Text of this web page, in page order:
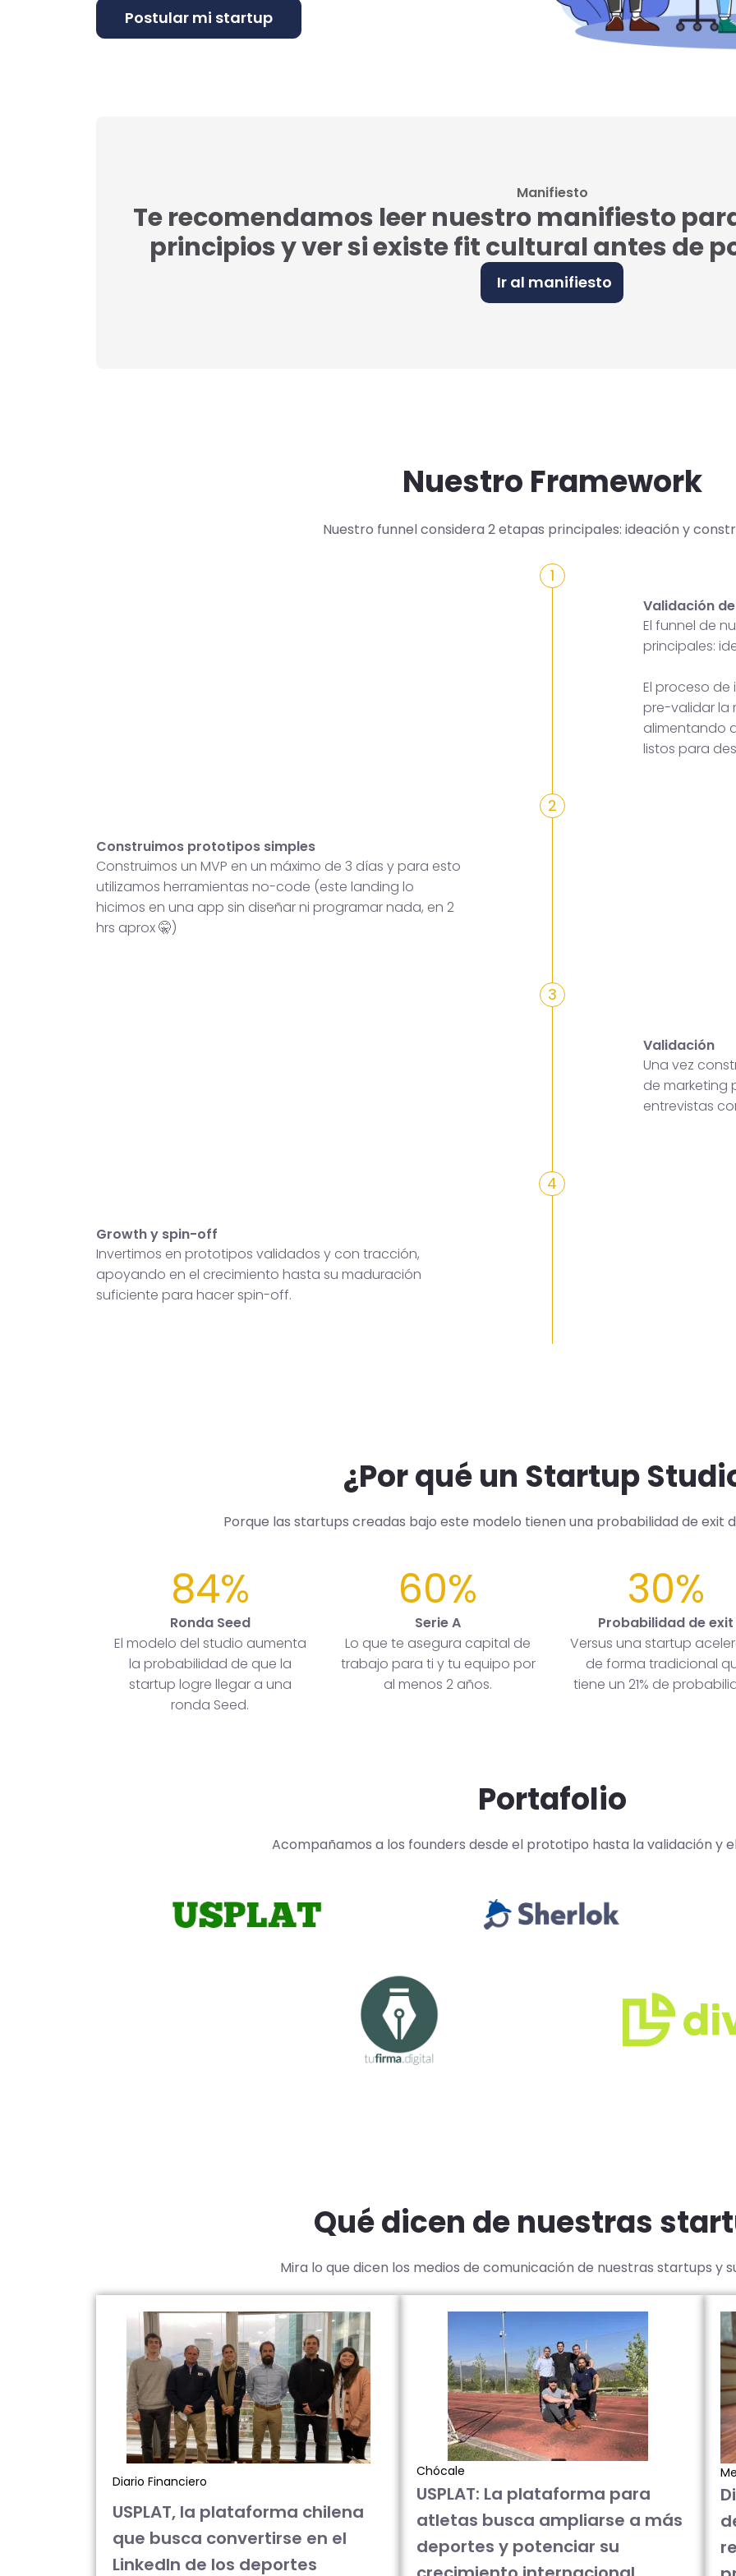
Manifiesto
Te recomendamos leer nuestro manifiesto
principios y ver si existe fit cultural antes de
Ir al manifiesto
Nuestro Framework
Nuestro funnel considera 2 etapas principales: ideación y
1
Validación
El funnel de
principales:
El proceso
pre-validar la
alimentando
listos para
Construimos prototipos simples
Construimos un MVP en un máximo de 3 días y para esto
utilizamos herramientas no-code (este landing lo
hicimos en una app sin diseñar ni programar nada, en 2
hrs aprox 🤫)
2
3
Validación
Una vez
de marketing
entrevistas
Growth y spin-off
Invertimos en prototipos validados y con tracción,
apoyando en el crecimiento hasta su maduración
suficiente para hacer spin-off.
4
¿Por qué un Startup
Porque las startups creadas bajo este modelo tienen una probabilidad de exit
84%
Ronda Seed
El modelo del studio aumenta
la probabilidad de que la
startup logre llegar a una
ronda Seed.
60%
Serie A
Lo que te asegura capital de
trabajo para ti y tu equipo por
al menos 2 años.
30%
Probabilidad de exit
Versus una startup
de forma tradicional
tiene un 21% de
Portafolio
Acompañamos a los founders desde el prototipo hasta la validación y
Qué dicen de nuestras
Mira lo que dicen los medios de comunicación de nuestras startups y
Diario Financiero
USPLAT, la plataforma chilena
que busca convertirse en el
LinkedIn de los deportes
Chócale
USPLAT: La plataforma para
atletas busca ampliarse a más
deportes y potenciar su